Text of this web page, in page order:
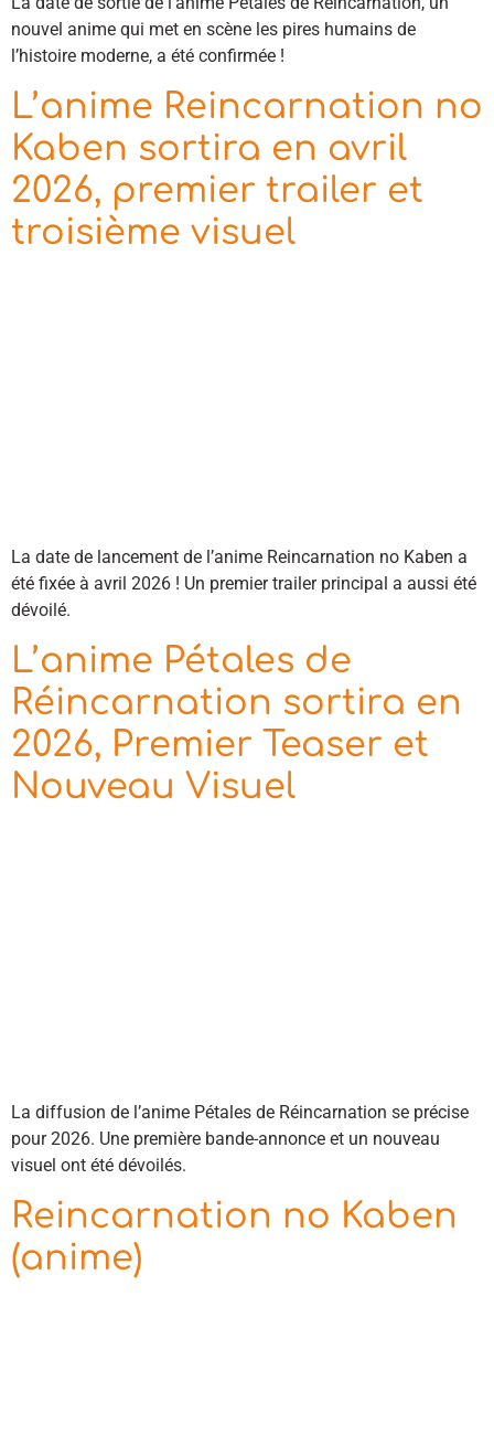
nouvel anime qui met en scène les pires humains de
l’histoire moderne, a été confirmée !
L’anime Reincarnation no
Kaben sortira en avril
2026, premier trailer et
troisième visuel
La date de lancement de l’anime Reincarnation no Kaben a
été fixée à avril 2026 ! Un premier trailer principal a aussi été
dévoilé.
L’anime Pétales de
Réincarnation sortira en
2026, Premier Teaser et
Nouveau Visuel
La diffusion de l’anime Pétales de Réincarnation se précise
pour 2026. Une première bande-annonce et un nouveau
visuel ont été dévoilés.
Reincarnation no Kaben
(anime)